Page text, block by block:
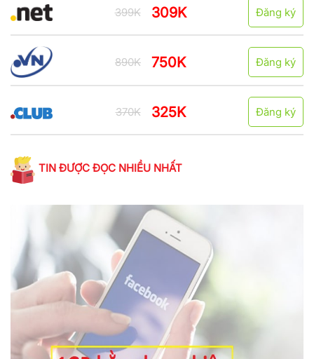
399K 309K Đăng ký
890K 750K Đăng ký
370K 325K Đăng ký
TIN ĐƯỢC ĐỌC NHIỀU NHẤT